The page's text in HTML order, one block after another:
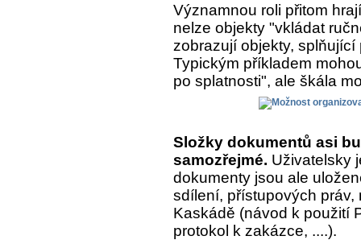
Významnou roli přitom
nelze objekty "vkládat
zobrazují objekty,
Typickým příkladem
po splatnosti", ale škála
Složky dokumentů asi
samozřejmé. Uživatelsky
dokumenty jsou ale
sdílení, přístupových
Kaskádě (návod k použití
protokol k zakázce, ....).